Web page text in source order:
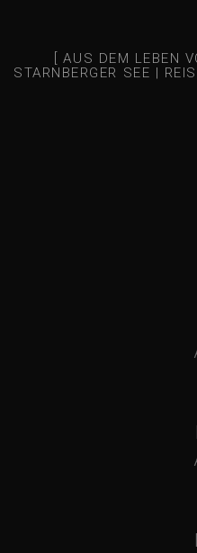
[ AUS DEM LEBEN
STARNBERGER SEE |